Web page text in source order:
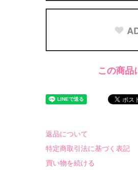
この商品
返品について
特定商取引法に基づく表記
買い物を続ける